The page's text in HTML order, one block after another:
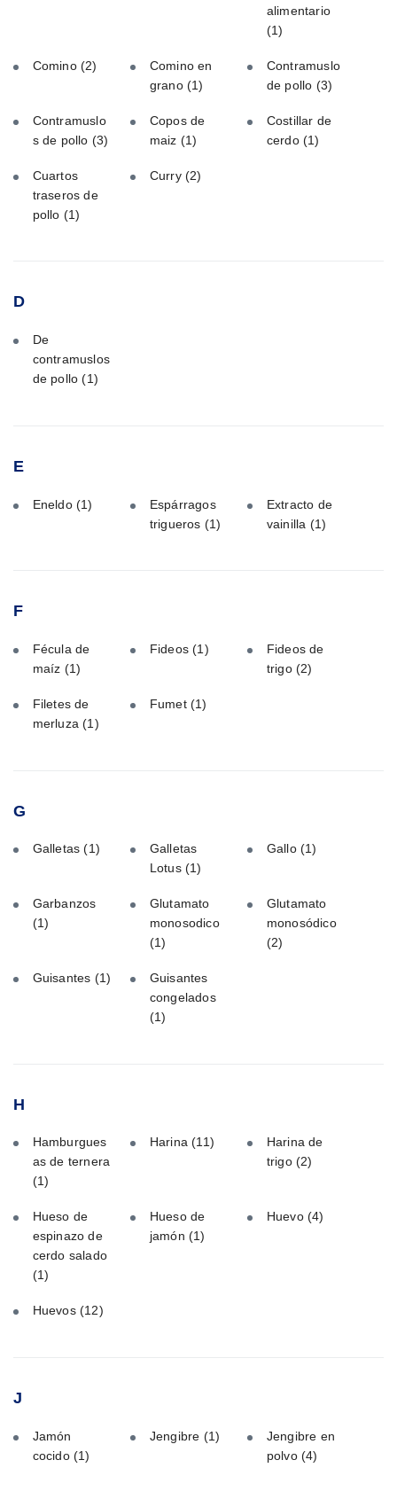
alimentario
(1)
Comino (2)
Comino en
grano (1)
Contramuslo
de pollo (3)
Contramuslo
s de pollo (3)
Copos de
maiz (1)
Costillar de
cerdo(1)
Cuartos
traseros de
pollo (1)
Curry (2)
D
De
contramuslos
de pollo(1)
E
Eneldo (1)
Espárragos
trigueros (1)
Extracto de
vainilla (1)
F
Fécula de
maíz (1)
Fideos(1)
Fideos de
trigo(2)
Filetes de
merluza(1)
Fumet (1)
G
Galletas(1)
Galletas
Lotus (1)
Gallo(1)
Garbanzos
(1)
Glutamato
monosodico
(1)
Glutamato
monosódico
(2)
Guisantes (1)
Guisantes
congelados
(1)
H
Hamburgues
as de ternera
(1)
Harina(11)
Harina de
trigo(2)
Hueso de
espinazo de
cerdo salado
(1)
Hueso de
jamón (1)
Huevo(4)
Huevos (12)
J
Jamón
cocido (1)
Jengibre (1)
Jengibre en
polvo(4)